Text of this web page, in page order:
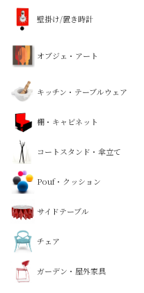
壁掛け/置き時計
オブジェ・アート
キッチン・テーブルウェア
棚・キャビネット
コートスタンド・傘立て
Pouf・クッション
サイドテーブル
チェア
ガーデン・屋外家具